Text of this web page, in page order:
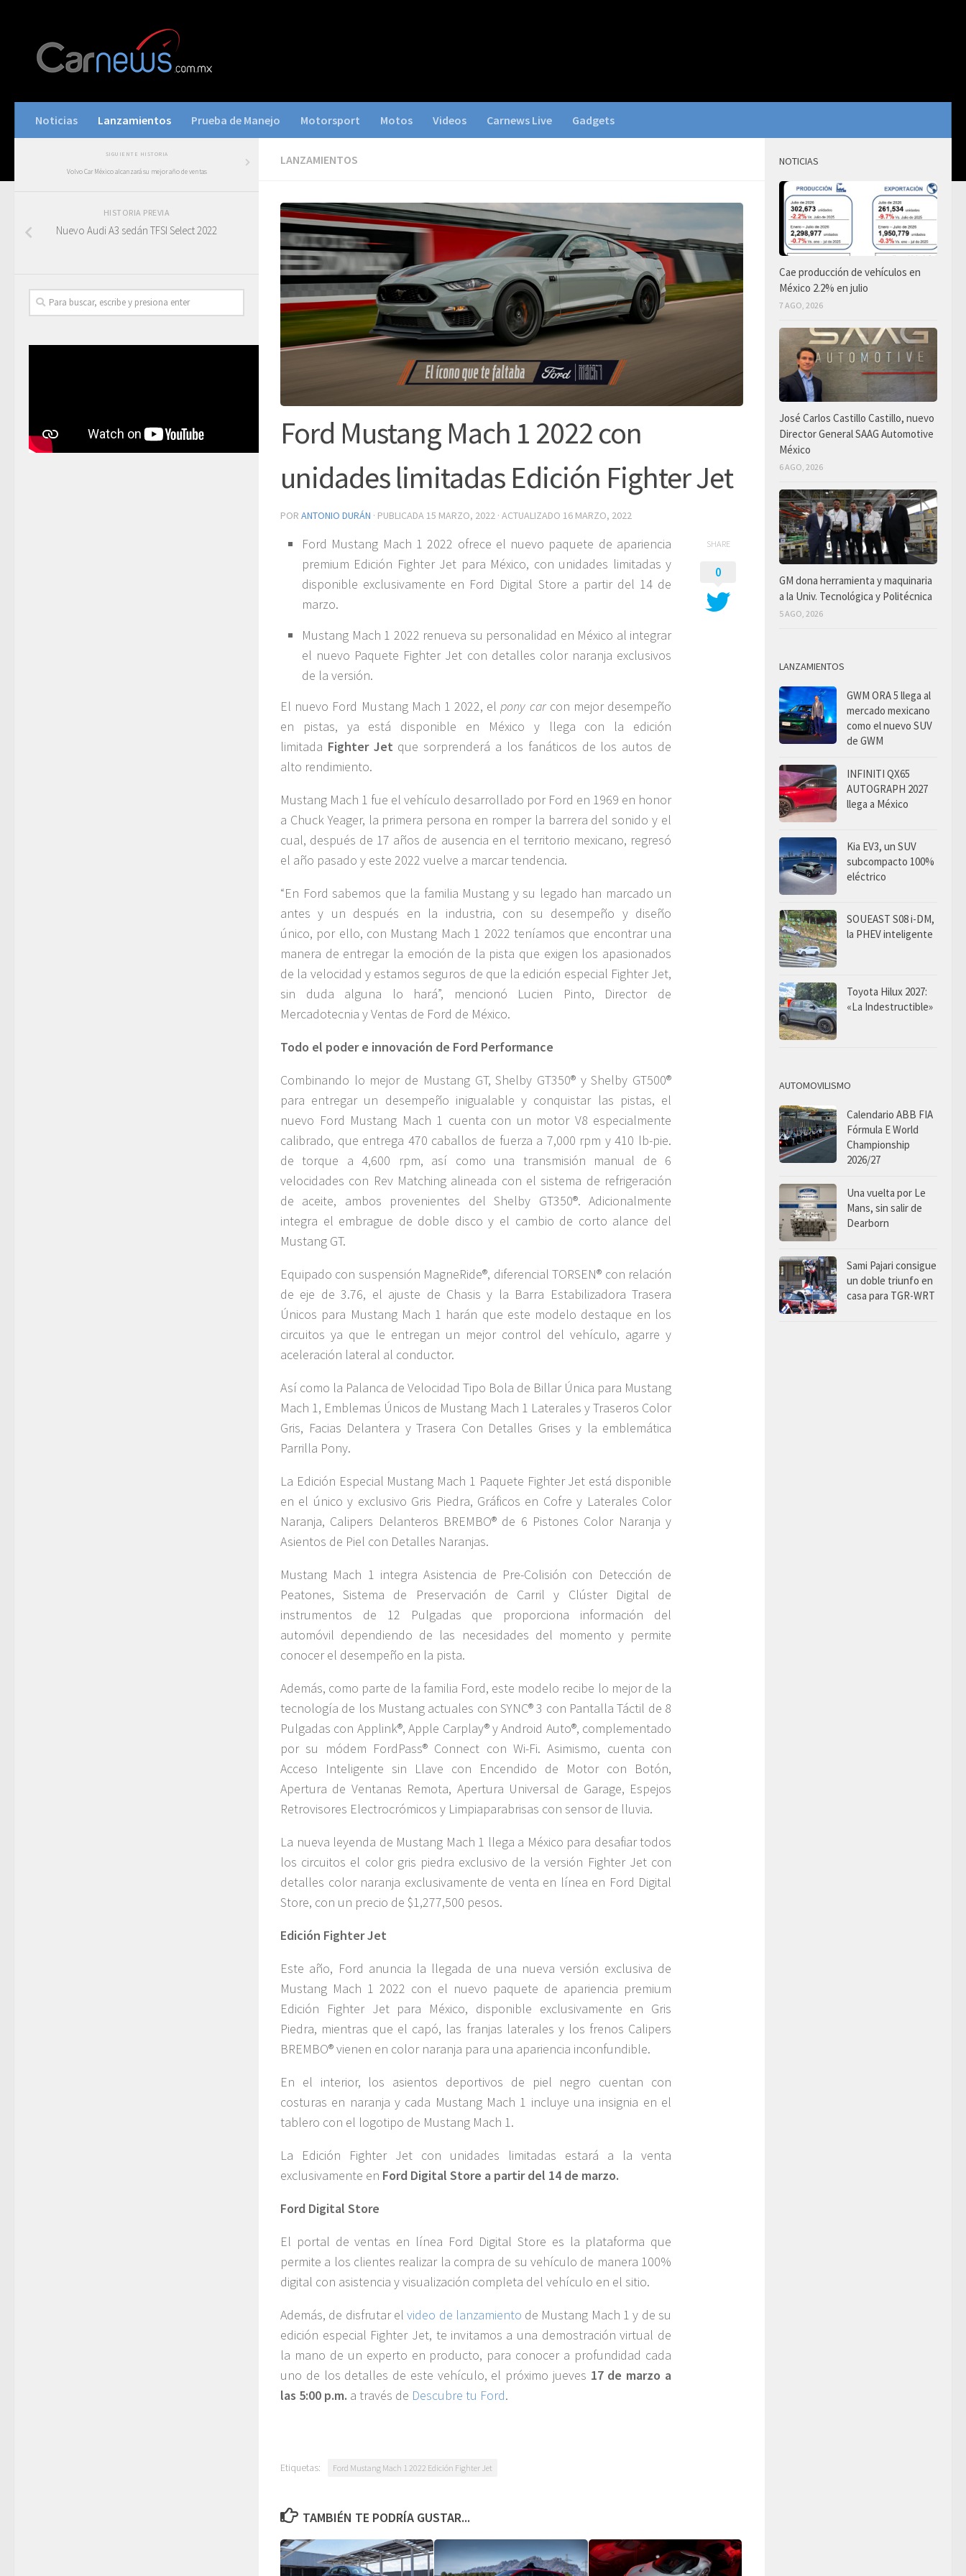
Noticias Lanzamientos Prueba de Manejo Motorsport Motos Videos Carnews Live Gadgets
LANZAMIENTOS
Ford Mustang Mach 1 2022 con
unidades limitadas Edición Fighter Jet
POR ANTONIO DURÁN · PUBLICADA 15 MARZO, 2022 · ACTUALIZADO 16 MARZO, 2022
Ford Mustang Mach 1 2022 ofrece el nuevo paquete de apariencia
premium Edición Fighter Jet para México, con unidades limitadas y
disponible exclusivamente en Ford Digital Store a partir del 14 de
marzo.
Mustang Mach 1 2022 renueva su personalidad en México al integrar
el nuevo Paquete Fighter Jet con detalles color naranja exclusivos
de la versión.
El nuevo Ford Mustang Mach 1 2022, elpony carcon mejor desempeño
en pistas, ya está disponible en México y llega con la edición
limitada Fighter Jet que sorprenderá a los fanáticos de los autos de
alto rendimiento.
Mustang Mach 1 fue el vehículo desarrollado por Ford en 1969 en honor
a Chuck Yeager, la primera persona en romper la barrera del sonido y el
cual, después de 17 años de ausencia en el territorio mexicano, regresó
el año pasado y este 2022 vuelve a marcar tendencia.
“En Ford sabemos que la familia Mustang y su legado han marcado un
antes y un después en la industria, con su desempeño y diseño
único, por ello, con Mustang Mach 1 2022 teníamos que encontrar una
manera de entregar la emoción de la pista que exigen los apasionados
de la velocidad y estamos seguros de que la edición especial Fighter Jet,
sin duda alguna lo hará”, mencionó Lucien Pinto, Director de
Mercadotecnia y Ventas de Ford de México.
Todo el poder e innovación de Ford Performance
Combinando lo mejor de Mustang GT, Shelby GT350® y Shelby GT500®
para entregar un desempeño inigualable y conquistar las pistas, el
nuevo Ford Mustang Mach 1 cuenta con un motor V8 especialmente
calibrado, que entrega 470 caballos de fuerza a 7,000 rpm y 410 lb-pie.
de torque a 4,600 rpm, así como una transmisión manual de 6
velocidades con Rev Matching alineada con el sistema de refrigeración
de aceite, ambos provenientes del Shelby GT350®. Adicionalmente
integra el embrague de doble disco y el cambio de corto alance del
Mustang GT.
Equipado con suspensión MagneRide®, diferencial TORSEN® con relación
de eje de 3.76, el ajuste de Chasis y la Barra Estabilizadora Trasera
Únicos para Mustang Mach 1 harán que este modelo destaque en los
circuitos ya que le entregan un mejor control del vehículo, agarre y
aceleración lateral al conductor.
Así como la Palanca de Velocidad Tipo Bola de Billar Única para Mustang
Mach 1, Emblemas Únicos de Mustang Mach 1 Laterales y Traseros Color
Gris, Facias Delantera y Trasera Con Detalles Grises y la emblemática
Parrilla Pony.
La Edición Especial Mustang Mach 1 Paquete Fighter Jet está disponible
en el único y exclusivo Gris Piedra, Gráficos en Cofre y Laterales Color
Naranja, Calipers Delanteros BREMBO® de 6 Pistones Color Naranja y
Asientos de Piel con Detalles Naranjas.
Mustang Mach 1 integra Asistencia de Pre-Colisión con Detección de
Peatones, Sistema de Preservación de Carril y Clúster Digital de
instrumentos de 12 Pulgadas que proporciona información del
automóvil dependiendo de las necesidades del momento y permite
conocer el desempeño en la pista.
Además, como parte de la familia Ford, este modelo recibe lo mejor de la
tecnología de los Mustang actuales con SYNC® 3 con Pantalla Táctil de 8
Pulgadas con Applink®, Apple Carplay® y Android Auto®, complementado
por su módem FordPass® Connect con Wi-Fi. Asimismo, cuenta con
Acceso Inteligente sin Llave con Encendido de Motor con Botón,
Apertura de Ventanas Remota, Apertura Universal de Garage, Espejos
Retrovisores Electrocrómicos y Limpiaparabrisas con sensor de lluvia.
La nueva leyenda de Mustang Mach 1 llega a México para desafiar todos
los circuitos el color gris piedra exclusivo de la versión Fighter Jet con
detalles color naranja exclusivamente de venta en línea en Ford Digital
Store, con un precio de $1,277,500 pesos.
Edición Fighter Jet
Este año, Ford anuncia la llegada de una nueva versión exclusiva de
Mustang Mach 1 2022 con el nuevo paquete de apariencia premium
Edición Fighter Jet para México, disponible exclusivamente en Gris
Piedra, mientras que el capó, las franjas laterales y los frenos Calipers
BREMBO® vienen en color naranja para una apariencia inconfundible.
En el interior, los asientos deportivos de piel negro cuentan con
costuras en naranja y cada Mustang Mach 1 incluye una insignia en el
tablero con el logotipo de Mustang Mach 1.
La Edición Fighter Jet con unidades limitadas estará a la venta
exclusivamente en Ford Digital Store a partir del 14 de marzo.
Ford Digital Store
El portal de ventas en línea Ford Digital Store es la plataforma que
permite a los clientes realizar la compra de su vehículo de manera 100%
digital con asistencia y visualización completa del vehículo en el sitio.
Además, de disfrutar elvideo de lanzamiento de Mustang Mach 1 y de su
edición especial Fighter Jet, te invitamos a una demostración virtual de
la mano de un experto en producto, para conocer a profundidad cada
uno de los detalles de este vehículo, el próximo jueves 17 de marzo a
las 5:00 p.m. a través de Descubre tu Ford.
SHARE
0
Etiquetas: Ford Mustang Mach 1 2022 Edición Fighter Jet
TAMBIÉN TE PODRÍA GUSTAR...
SIGUIENTE HISTORIA
Volvo Car México alcanzará su mejor año de ventas
HISTORIA PREVIA
Nuevo Audi A3 sedán TFSI Select 2022
NOTICIAS
Cae producción de vehículos en
México 2.2% en julio
7 AGO, 2026
José Carlos Castillo Castillo, nuevo
Director General SAAG Automotive
México
6 AGO, 2026
GM dona herramienta y maquinaria
a la Univ. Tecnológica y Politécnica
5 AGO, 2026
LANZAMIENTOS
GWM ORA 5 llega al
mercado mexicano
como el nuevo SUV
de GWM
INFINITI QX65
AUTOGRAPH 2027
llega a México
Kia EV3, un SUV
subcompacto 100%
eléctrico
SOUEAST S08 i-DM,
la PHEV inteligente
Toyota Hilux 2027:
«La Indestructible»
AUTOMOVILISMO
Calendario ABB FIA
Fórmula E World
Championship
2026/27
Una vuelta por Le
Mans, sin salir de
Dearborn
Sami Pajari consigue
un doble triunfo en
casa para TGR-WRT